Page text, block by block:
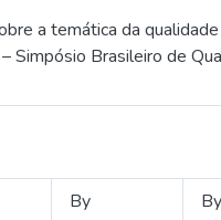
a temática da
Brasileiro de
By
By